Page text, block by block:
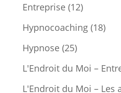
Entreprise(12)
Hypnocoaching(18)
Hypnose(25)
L'Endroit du Moi –
L'Endroit du Moi – Les